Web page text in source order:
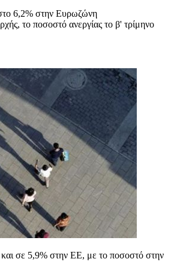
6,2% στην Ευρωζώνη
το ποσοστό ανεργίας το β' τρίμηνο
σε 5,9% στην ΕΕ, με το ποσοστό στην